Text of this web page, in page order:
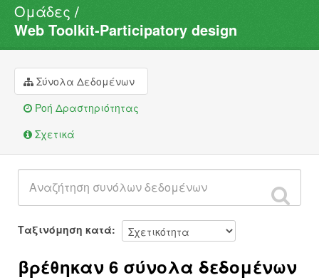
Σύνολα Δεδομένων
Φορείς
Σχετικά
Ομάδες
Web Toolkit-Participatory design
Σύνολα Δεδομένων
Ροή Δραστηριότητας
Σχετικά
Ταξινόμηση κατά
βρέθηκαν 6 σύνολα δεδομένων